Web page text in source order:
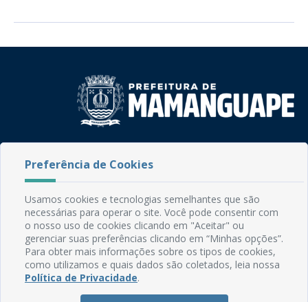
CEP: 58.280-000 - Mamanguape/PB
Expediente: Segunda à Sexta, das 08h às 13h
Mapa do Site
Perguntas frequentes
Manual de Navegação
Preferência de Cookies
Usamos cookies e tecnologias semelhantes que são
necessárias para operar o site. Você pode consentir com
o nosso uso de cookies clicando em "Aceitar" ou
gerenciar suas preferências clicando em “Minhas opções”.
Para obter mais informações sobre os tipos de cookies,
como utilizamos e quais dados são coletados, leia nossa
Política de Privacidade.